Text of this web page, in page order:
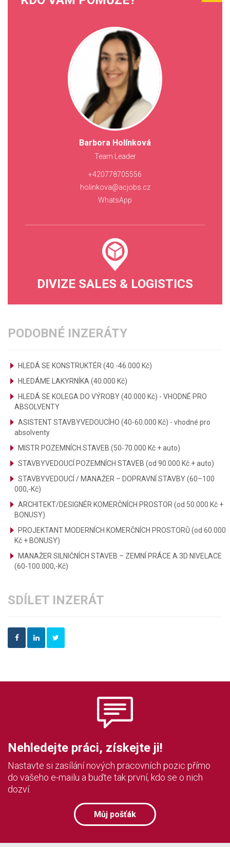
Barbora Holínková
Team Leader
+420778705556
holinkova@acjobs.cz
WhatsApp
DIVIZE SALES & LOGISTICS
PODOBNÉ INZERÁTY
HLEDÁ SE KONSTRUKTÉR (40.-46.000 Kč)
HLEDÁME LAKYRNÍKA (40.000 Kč)
HLEDÁ SE KOLEGA DO VÝROBY (40.000 Kč) - VHODNÉ PRO
ABSOLVENTY
ASISTENT STAVBYVEDOUCÍHO (40-60.000 Kč) - vhodné pro
absolventy
MISTR POZEMNÍCH STAVEB (50-70.000 Kč + auto)
STAVBYVEDOUCÍ POZEMNÍCH STAVEB (od 90.000 Kč + auto)
STAVBYVEDOUCÍ / MANAŽER – DOPRAVNÍ STAVBY (60–100
000,-Kč)
ARCHITEKT/DESIGNÉR KOMERČNÍCH PROSTOR (od 50.000 Kč +
BONUSY)
PROJEKTANT MODERNÍCH KOMERČNÍCH PROSTORŮ (od 60.000
Kč + BONUSY)
MANAŽER SILNIČNÍCH STAVEB – ZEMNÍ PRÁCE A 3D NIVELACE
(60-100.000,-Kč)
SDÍLET INZERÁT
Nehledejte práci, získejte ji!
Nastavte si zasílání nových pracovních pozic přímo
do vašeho e-mailu a buďte tak první, kdo se o nich
dozví.
Můj pošťák